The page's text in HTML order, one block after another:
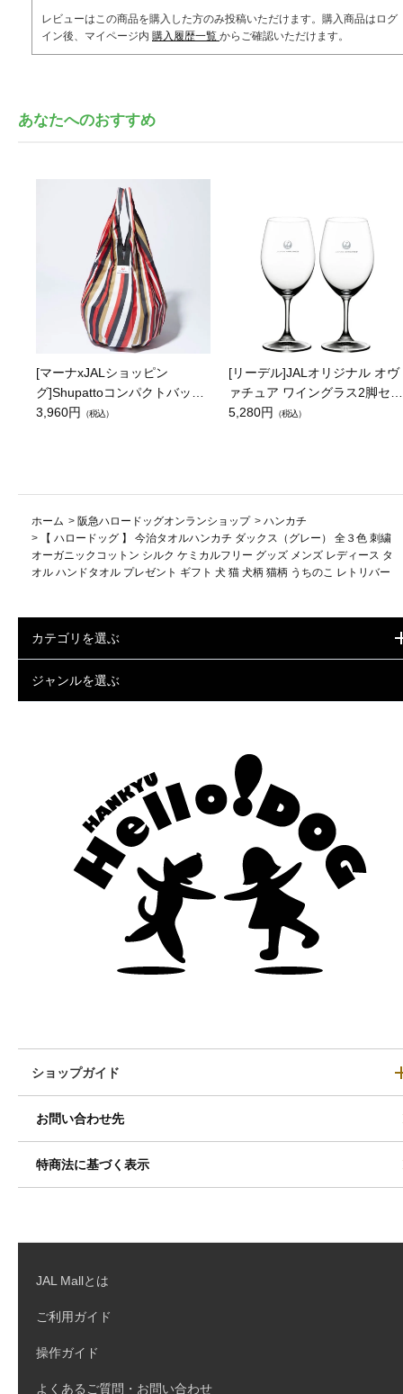
レビューはこの商品を購入した方のみ投稿いただけます。購入商品はログ
イン後、マイページ内 購入履歴一覧 からご確認いただけます。
あなたへのおすすめ
[マーナxJALショッピン
グ]Shupattoコンパクトバッグ
Drop JAL客室乗務員（LC）ス
3,960円 （税込）
[リーデル]JALオリジナル オヴ
ァチュア ワイングラス2脚セッ
ト（レッドワイン）
5,280円 （税込）
ホーム > 阪急ハロードッグオンランショップ > ハンカチ
>
【 ハロードッグ 】 今治タオルハンカチ ダックス（グレー） 全３色 刺繍
オーガニックコットン シルク ケミカルフリー グッズ メンズ レディース タ
オル ハンドタオル プレゼント ギフト 犬 猫 犬柄 猫柄 うちのこ レトリバー
カテゴリを選ぶ
ジャンルを選ぶ
ショップガイド
お問い合わせ先
特商法に基づく表示
JAL Mallとは
ご利用ガイド
操作ガイド
よくあるご質問・お問い合わせ